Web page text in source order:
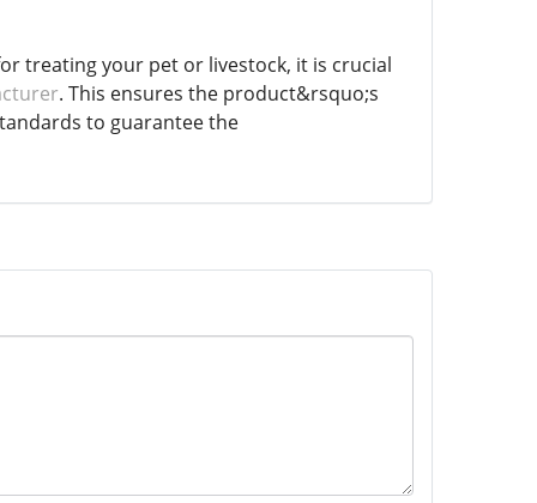
treating your pet or livestock, it is crucial
. This ensures the product&rsquo;s
to guarantee the